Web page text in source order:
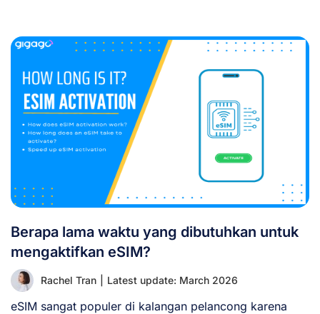
Berapa lama waktu yang dibutuhkan untuk
mengaktifkan eSIM?
Rachel Tran Latest update: March 2026
eSIM sangat populer di kalangan pelancong karena